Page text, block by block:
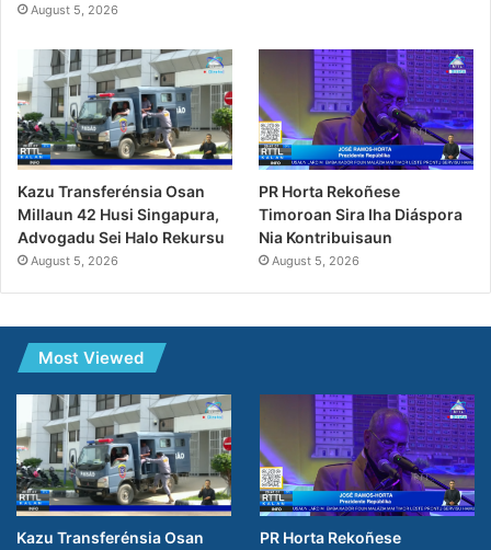
August 5, 2026
Kazu Transferénsia Osan
Millaun 42 Husi Singapura,
Advogadu Sei Halo Rekursu
August 5, 2026
PR Horta Rekoñese
Timoroan Sira Iha Diáspora
Nia Kontribuisaun
August 5, 2026
Most Viewed
Kazu Transferénsia Osan
PR Horta Rekoñese